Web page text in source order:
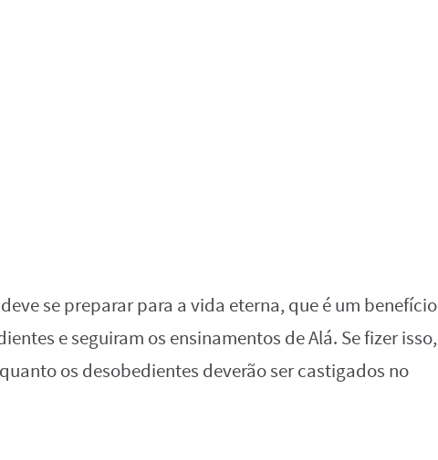
se preparar para a vida eterna, que é um benefício
e seguiram os ensinamentos de Alá. Se fizer isso,
os desobedientes deverão ser castigados no